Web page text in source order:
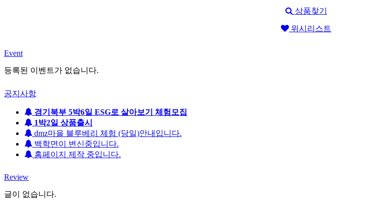
상품찾기
위시리스트
Event
등록된 이벤트가 없습니다.
공지사항
경기북부 5박6일 ESG로 살아보기 체험모집
1박2일 상품출시
dmz마을 블루베리 체험 (당일)안내입니다.
백학면이 변신중입니다.
홈페이지 제작 중입니다.
Review
글이 없습니다.